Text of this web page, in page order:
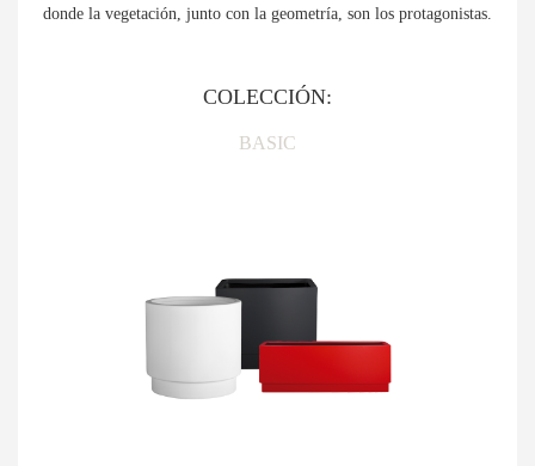
donde la vegetación, junto con la geometría, son los protagonistas.
COLECCIÓN:
BASIC